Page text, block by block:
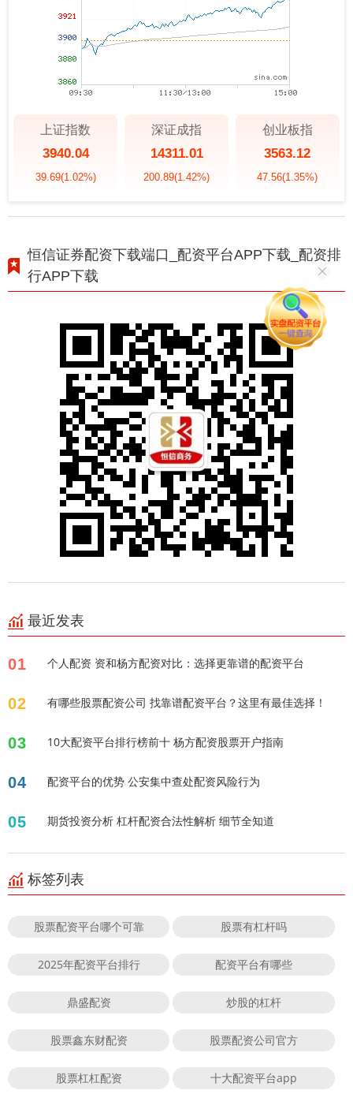
上证指数
3940.04
39.69(1.02%)
深证成指
14311.01
200.89(1.42%)
创业板指
3563.12
47.56(1.35%)
恒信证券配资下载端口_配资平台APP下载_配资排
行APP下载
最近发表
01 个人配资 资和杨方配资对比：选择更靠谱的配资平台
02 有哪些股票配资公司 找靠谱配资平台？这里有最佳选择！
03 10大配资平台排行榜前十 杨方配资股票开户指南
04 配资平台的优势 公安集中查处配资风险行为
05 期货投资分析 杠杆配资合法性解析 细节全知道
标签列表
股票配资平台哪个可靠 股票有杠杆吗
2025年配资平台排行 配资平台有哪些
鼎盛配资 炒股的杠杆
股票鑫东财配资 股票配资公司官方
股票杠杠配资 十大配资平台app